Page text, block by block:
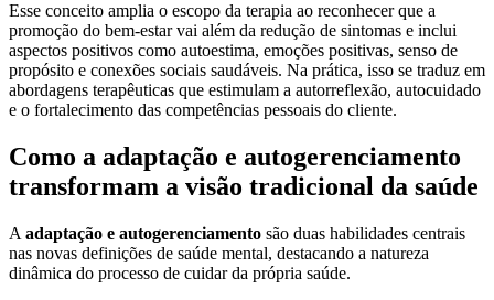
Esse conceito amplia o escopo da terapia ao reconhecer que a
promoção do bem-estar vai além da redução de sintomas e inclui
aspectos positivos como autoestima, emoções positivas, senso de
propósito e conexões sociais saudáveis. Na prática, isso se traduz em
abordagens terapêuticas que estimulam a autorreflexão, autocuidado
e o fortalecimento das competências pessoais do cliente.
Como a adaptação e autogerenciamento
transformam a visão tradicional da saúde
A adaptação e autogerenciamento são duas habilidades centrais
nas novas definições de saúde mental, destacando a natureza
dinâmica do processo de cuidar da própria saúde.